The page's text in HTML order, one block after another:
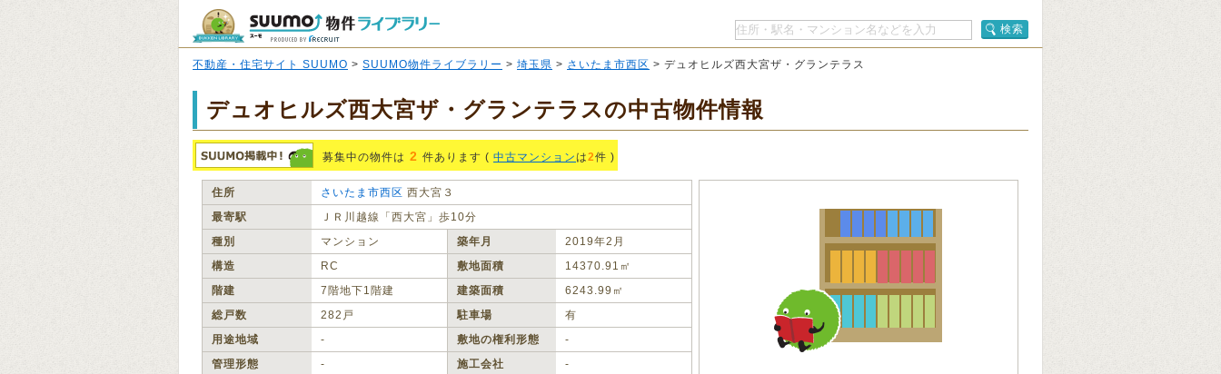
検索
不動産・住宅サイト SUUMO > SUUMO物件ライブラリー > 埼玉県 > さいたま市西区 > デュオヒルズ西大宮ザ・グランテラス
デュオヒルズ西大宮ザ・グランテラスの中古物件情報
募集中の物件は 2 件あります ( 中古マンションは2件 )
住所 さいたま市西区 西大宮３
最寄駅
ＪＲ川越線「西大宮」歩10分
種別
マンション 築年月
2019年2月
構造
RC 敷地面積
14370.91㎡
階建
7階地下1階建 建築面積
6243.99㎡
総戸数
282戸 駐車場
有
用途地域
‐ 敷地の権利形態
‐
管理形態
‐ 施工会社 ‐